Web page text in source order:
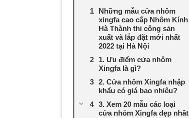
Những mẫu cửa nhôm
xingfa cao cấp Nhôm Kính
Hà Thành thi công sản
xuất và lắp đặt mới nhất
2022 tại Hà Nội
1. Ưu điểm cửa nhôm
Xingfa là gì?
2. Cửa nhôm Xingfa nhập
khẩu có giá bao nhiêu?
3. Xem 20 mẫu các loại
cửa nhôm Xingfa đẹp nhất